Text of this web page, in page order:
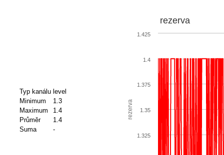
Typ kanálu level
Minimum
1.3
Maximum
1.4
Průměr
1.4
Suma
-
rezerva
rezerva
1.325
1.35
1.375
1.4
1.425